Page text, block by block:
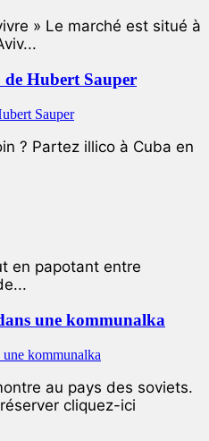
» Le marché est situé à
Hubert Sauper
? Partez illico à Cuba en
en papotant entre
une kommunalka
au pays des soviets.
cliquez-ici